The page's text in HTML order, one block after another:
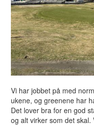
Vi har jobbet på med
ukene, og greenene har
Det lover bra for en god
og alt virker som det